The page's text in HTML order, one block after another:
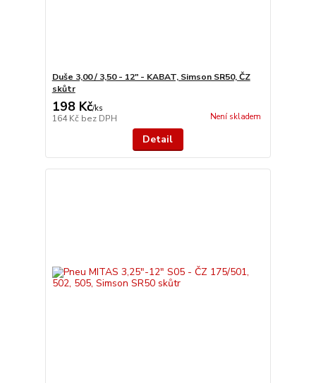
Duše 3,00 / 3,50 - 12" - KABAT, Simson SR50, ČZ
skůtr
198 Kč/ks
164 Kč bez DPH Není skladem
Detail